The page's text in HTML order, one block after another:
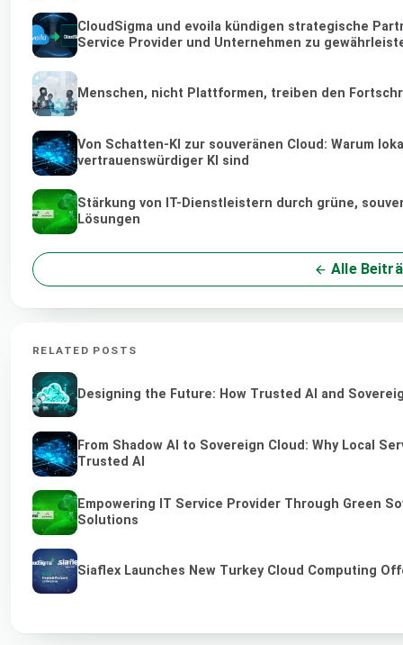
CloudSigma und evoila kündigen strategische
Service Provider und Unternehmen zu
Menschen, nicht Plattformen, treiben den
Von Schatten-KI zur souveränen Cloud: Warum
vertrauenswürdiger KI sind
Stärkung von IT-Dienstleistern durch grüne,
Lösungen
Alle
RELATED POSTS
Designing the Future: How Trusted AI and
From Shadow AI to Sovereign Cloud: Why Local
Trusted AI
Empowering IT Service Provider Through Green
Solutions
Siaflex Launches New Turkey Cloud Computing